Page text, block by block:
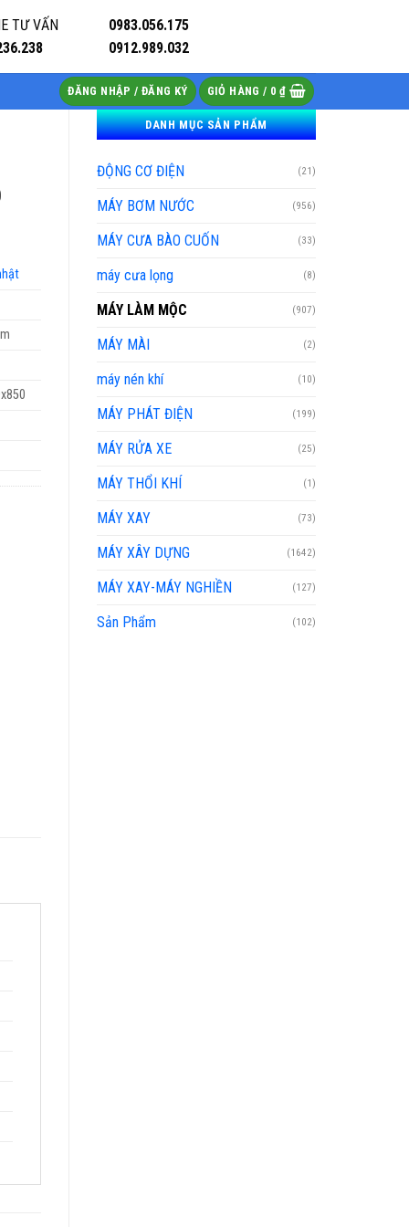
TƯ VẤN
0983.056.175
0912.989.032
ĐĂNG NHẬP / ĐĂNG KÝ GIỎ HÀNG / 0 ₫
DANH MỤC SẢN PHẨM
ĐỘNG CƠ ĐIỆN (21)
MÁY BƠM NƯỚC (956)
MÁY CƯA BÀO CUỐN (33)
máy cưa lọng (8)
MÁY LÀM MỘC (907)
MÁY MÀI (2)
máy nén khí (10)
MÁY PHÁT ĐIỆN (199)
MÁY RỬA XE (25)
MÁY THỔI KHÍ (1)
MÁY XAY (73)
MÁY XÂY DỰNG (1642)
MÁY XAY-MÁY NGHIỀN (127)
Sản Phẩm (102)